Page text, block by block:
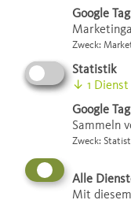
eine Vielfalt
Zuschüsse
Diese Töpfe
Förderschatz
keine
Die
Google Tag
Zweck:
Statistik
↓ 1 Dienst
Google
Sammeln
Zweck:
Alle
Mit